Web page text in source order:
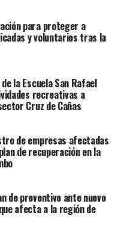
para proteger a
y voluntarios tras la
la Escuela San Rafael
recreativas a
Cruz de Cañas
de empresas afectadas
de recuperación en la
de preventivo ante nuevo
afecta a la región de